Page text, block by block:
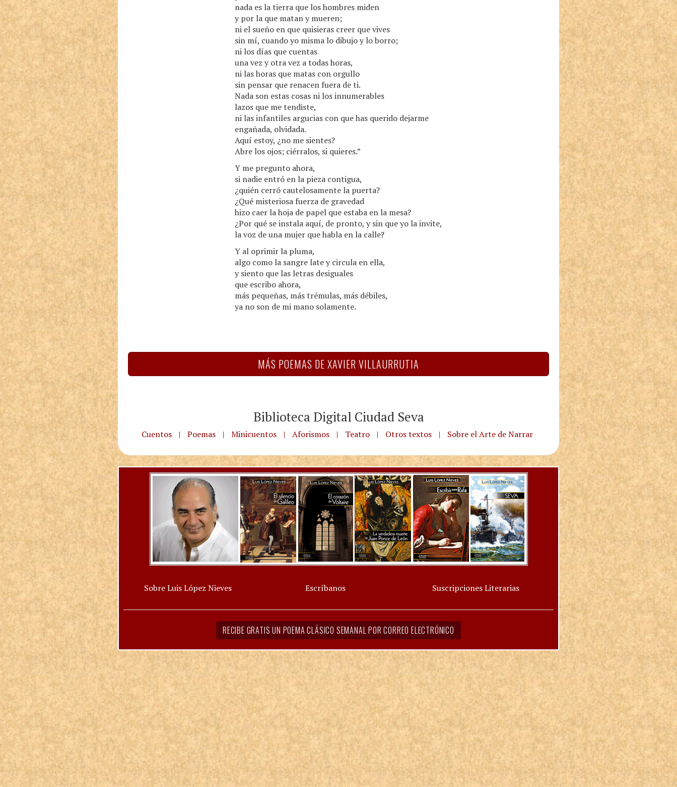
nada es la tierra que los hombres miden
y por la que matan y mueren;
ni el sueño en que quisieras creer que vives
sin mí, cuando yo misma lo dibujo y lo borro;
ni los días que cuentas
una vez y otra vez a todas horas,
ni las horas que matas con orgullo
sin pensar que renacen fuera de ti.
Nada son estas cosas ni los innumerables
lazos que me tendiste,
ni las infantiles argucias con que has querido dejarme
engañada, olvidada.
Aquí estoy, ¿no me sientes?
Abre los ojos; ciérralos, si quieres.”
Y me pregunto ahora,
si nadie entró en la pieza contigua,
¿quién cerró cautelosamente la puerta?
¿Qué misteriosa fuerza de gravedad
hizo caer la hoja de papel que estaba en la mesa?
¿Por qué se instala aquí, de pronto, y sin que yo la invite,
la voz de una mujer que habla en la calle?
Y al oprimir la pluma,
algo como la sangre late y circula en ella,
y siento que las letras desiguales
que escribo ahora,
más pequeñas, más trémulas, más débiles,
ya no son de mi mano solamente.
MÁS POEMAS DE XAVIER VILLAURRUTIA
Biblioteca Digital Ciudad Seva
Cuentos | Poemas | Minicuentos | Aforismos | Teatro | Otros textos | Sobre el Arte de Narrar
Sobre Luis López Nieves Escríbanos Suscripciones Literarias
RECIBE GRATIS UN POEMA CLÁSICO SEMANAL POR CORREO ELECTRÓNICO